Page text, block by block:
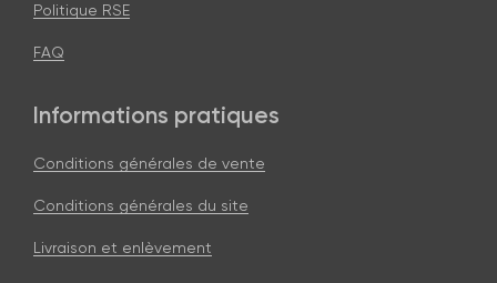
Politique RSE
FAQ
Informations pratiques
Conditions générales de vente
Conditions générales du site
Livraison et enlèvement